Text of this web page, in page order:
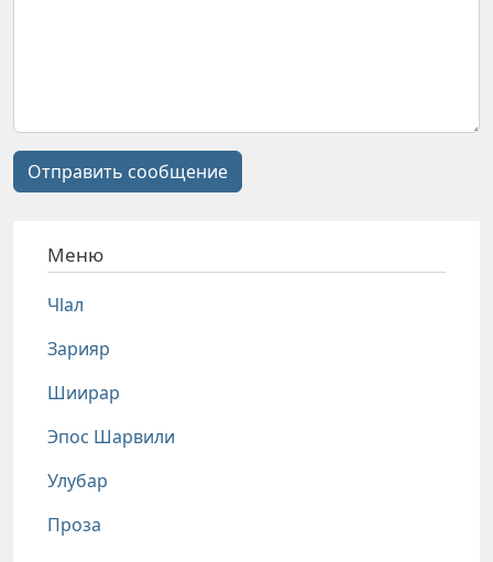
Отправить сообщение
Меню
Чlал
Зарияр
Шиирар
Эпос Шарвили
Улубар
Проза